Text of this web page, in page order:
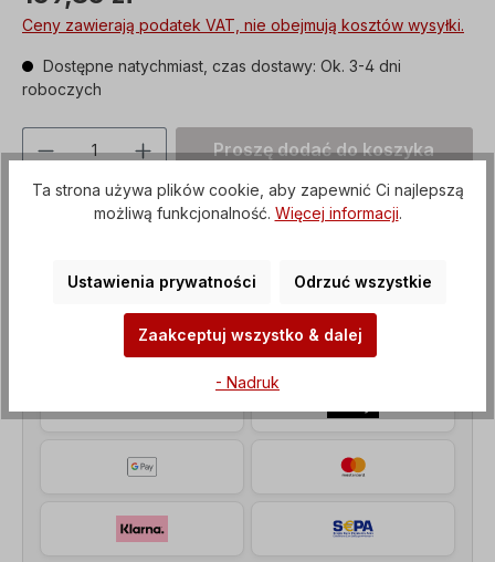
Ceny zawierają podatek VAT, nie obejmują kosztów wysyłki.
Dostępne natychmiast, czas dostawy: Ok. 3-4 dni
roboczych
Ilość produktu: Proszę wprowadzić
Proszę dodać do koszyka
Proszę dodać do notatnika
Numer produktu: CAF002003115140
Metody płatności
Ta strona używa plików cookie, aby zapewnić Ci najlepszą
możliwą funkcjonalność. Więcej informacji.
Ustawienia prywatności Odrzuć wszystkie
Zaakceptuj wszystko & dalej
- Nadruk